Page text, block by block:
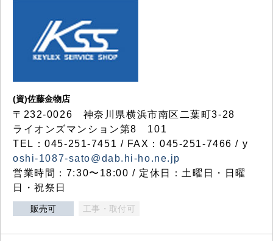
(資)佐藤金物店
〒232-0026 神奈川県横浜市南区二葉町3-28
ライオンズマンション第8 101
TEL：045-251-7451 / FAX：045-251-7466 / y
oshi-1087-sato@dab.hi-ho.ne.jp
営業時間：7:30〜18:00 / 定休日：土曜日・日曜
日・祝祭日
販売可 工事・取付可